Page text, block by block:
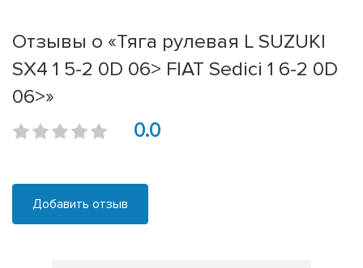
Отзывы о «Тяга рулевая L SUZUKI
SX4 1 5-2 0D 06> FIAT Sedici 1 6-2 0D
06>»
0.0
Добавить отзыв